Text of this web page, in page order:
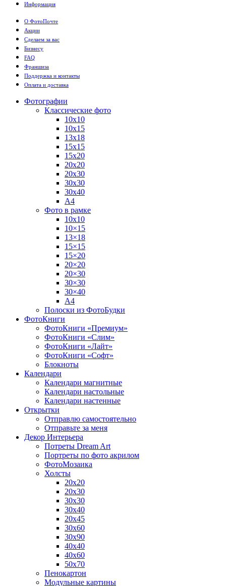
Информация
О ФотоПочте
Акции
Сделаем за вас
Бизнесу
FAQ
Франшиза
Поддержка и контакты
Оплата и доставка
Фотографии
Классические фото
10х10
10х15
13х18
15х15
15х20
20х20
20х30
30х30
30х40
А4
Фото в рамке
10х10
10×15
13×18
15×15
15×20
20×20
20×30
30×30
30×40
A4
Полоски из ФотоБудки
ФотоКниги
ФотоКниги «Премиум»
ФотоКниги «Слим»
ФотоКниги «Лайт»
ФотоКниги «Софт»
Блокноты
Календари
Календари магнитные
Календари настольные
Календари настенные
Открытки
Отправлю самостоятельно
Отправьте за меня
Декор Интерьера
Потреты Dream Art
Портреты по фото акрилом
ФотоМозаика
Холсты
20х20
20х30
30х30
30х40
20х45
30х60
30х90
40х40
40х60
50х70
Пенокартон
Модульные картины